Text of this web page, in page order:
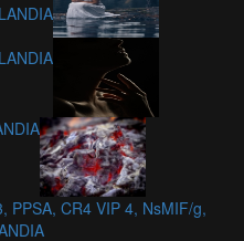
PPSA, CR4 VIP 4, NsMIF/g,